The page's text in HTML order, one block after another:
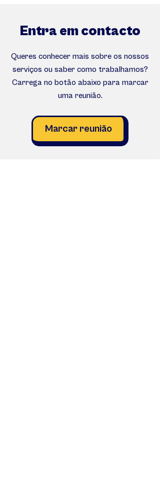
Entra em contacto
Queres conhecer mais sobre os nossos
serviços ou saber como trabalhamos?
Carrega no botão abaixo para marcar
uma reunião.
Marcar reunião